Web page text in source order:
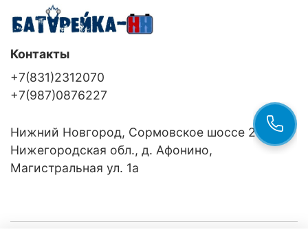
Контакты
+7(831)2312070
+7(987)0876227
Нижний Новгород, Сормовское шоссе 24/36
Нижегородская обл., д. Афонино,
Магистральная ул. 1а